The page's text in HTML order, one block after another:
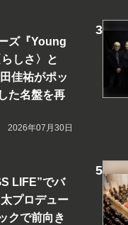
ズ『Young
しさ〉と
佳祐がポッ
た名盤を再
2026年07月30日
LIFE”でバ
プロデュー
クで前向き